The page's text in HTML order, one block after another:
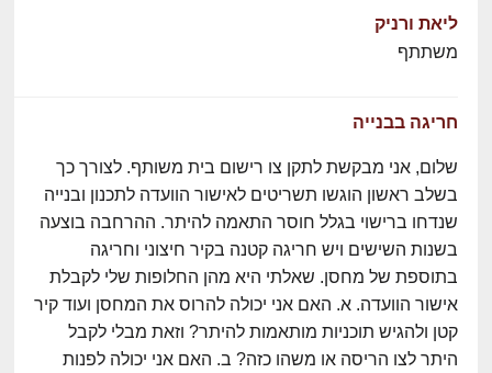
ליאת ורניק
משתתף
חריגה בבנייה
שלום, אני מבקשת לתקן צו רישום בית משותף. לצורך כך
בשלב ראשון הוגשו תשריטים לאישור הוועדה לתכנון ובנייה
שנדחו ברישוי בגלל חוסר התאמה להיתר. ההרחבה בוצעה
בשנות השישים ויש חריגה קטנה בקיר חיצוני וחריגה
בתוספת של מחסן. שאלתי היא מהן החלופות שלי לקבלת
אישור הוועדה. א. האם אני יכולה להרוס את המחסן ועוד קיר
קטן ולהגיש תוכניות מותאמות להיתר? וזאת מבלי לקבל
היתר לצו הריסה או משהו כזה? ב. האם אני יכולה לפנות